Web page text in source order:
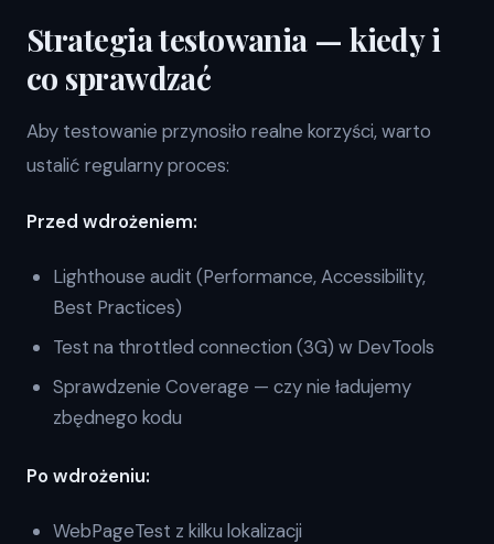
Strategia testowania — kiedy i
co sprawdzać
Aby testowanie przynosiło realne korzyści, warto
ustalić regularny proces:
Przed wdrożeniem:
Lighthouse audit (Performance, Accessibility,
Best Practices)
Test na throttled connection (3G) w DevTools
Sprawdzenie Coverage — czy nie ładujemy
zbędnego kodu
Po wdrożeniu:
WebPageTest z kilku lokalizacji